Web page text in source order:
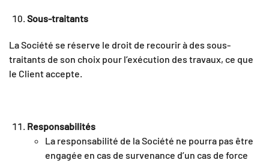
Sous-traitants
La Société se réserve le droit de recourir à des sous-
traitants de son choix pour l’exécution des travaux, ce que
le Client accepte.
Responsabilités
La responsabilité de la Société ne pourra pas être
engagée en cas de survenance d’un cas de force